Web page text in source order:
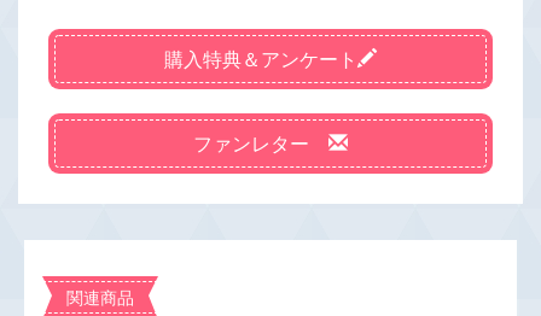
購入特典＆アンケート
ファンレター
関連商品